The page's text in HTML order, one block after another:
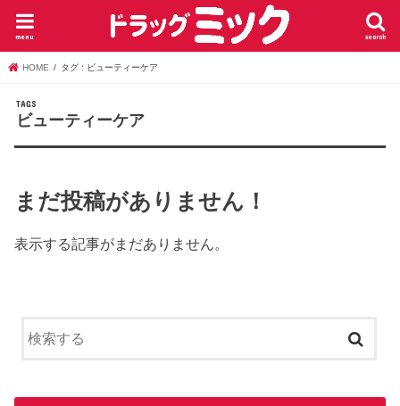
search
menu
HOME タグ : ビューティーケア
ビューティーケア
まだ投稿がありません！
表示する記事がまだありません。